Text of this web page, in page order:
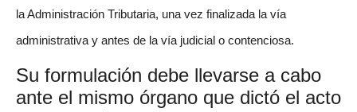
la Administración Tributaria, una vez finalizada la vía
administrativa y antes de la vía judicial o contenciosa.
Su formulación debe llevarse a cabo
ante el mismo órgano que dictó el acto